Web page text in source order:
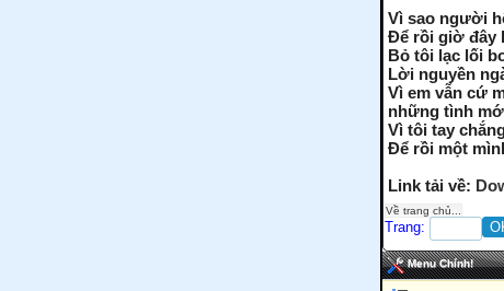
Vì sao người
Để rồi giờ đây
Bỏ tôi lạc lối
Lời nguyền
Vì em vẫn cứ
những tình
Vì tôi tay
Để rồi một
Link tải về:
Về trang chủ...
Trang:
Menu Chính!